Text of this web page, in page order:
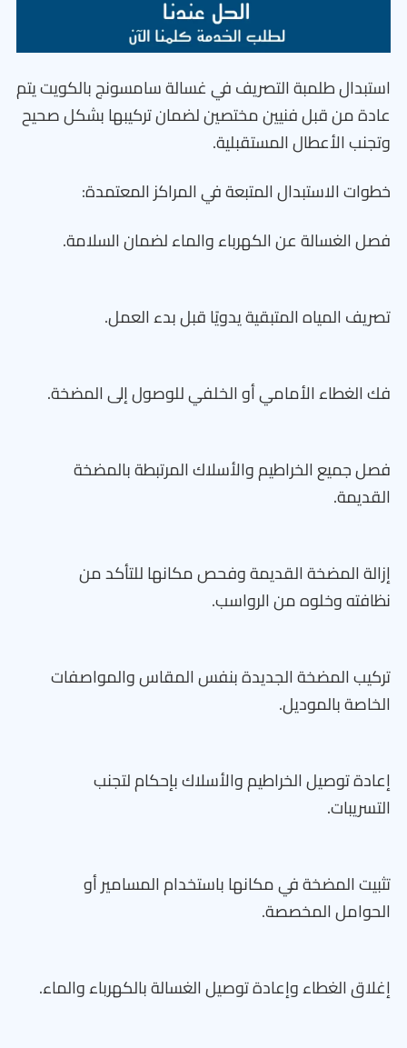
استبدال طلمبة التصريف في غسالة سامسونج بالكويت يتم
عادة من قبل فنيين مختصين لضمان تركيبها بشكل صحيح
وتجنب الأعطال المستقبلية.
خطوات الاستبدال المتبعة في المراكز المعتمدة:
فصل الغسالة عن الكهرباء والماء لضمان السلامة.
تصريف المياه المتبقية يدويًا قبل بدء العمل.
فك الغطاء الأمامي أو الخلفي للوصول إلى المضخة.
فصل جميع الخراطيم والأسلاك المرتبطة بالمضخة
القديمة.
إزالة المضخة القديمة وفحص مكانها للتأكد من
نظافته وخلوه من الرواسب.
تركيب المضخة الجديدة بنفس المقاس والمواصفات
الخاصة بالموديل.
إعادة توصيل الخراطيم والأسلاك بإحكام لتجنب
التسريبات.
تثبيت المضخة في مكانها باستخدام المسامير أو
الحوامل المخصصة.
إغلاق الغطاء وإعادة توصيل الغسالة بالكهرباء والماء.